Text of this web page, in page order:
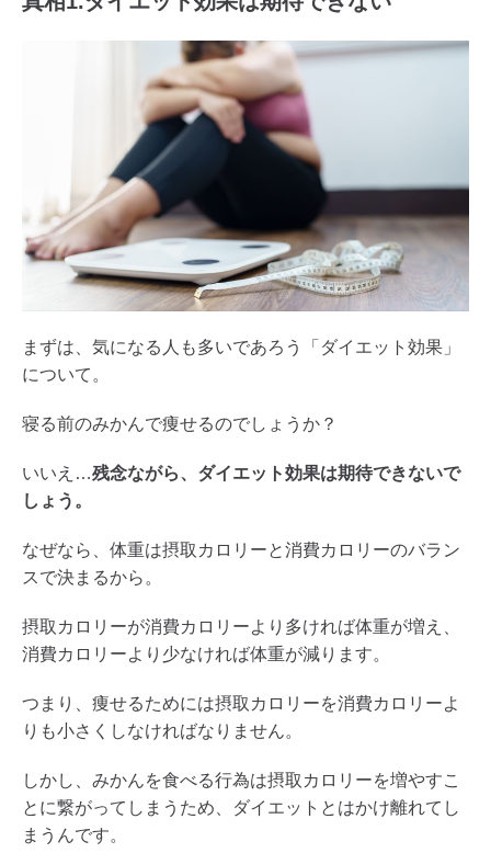
まずは、気になる人も多いであろう「ダイエット効果」
について。
寝る前のみかんで痩せるのでしょうか？
いいえ…残念ながら、ダイエット効果は期待できないで
しょう。
なぜなら、体重は摂取カロリーと消費カロリーのバラン
スで決まるから。
摂取カロリーが消費カロリーより多ければ体重が増え、
消費カロリーより少なければ体重が減ります。
つまり、痩せるためには摂取カロリーを消費カロリーよ
りも小さくしなければなりません。
しかし、みかんを食べる行為は摂取カロリーを増やすこ
とに繋がってしまうため、ダイエットとはかけ離れてし
まうんです。